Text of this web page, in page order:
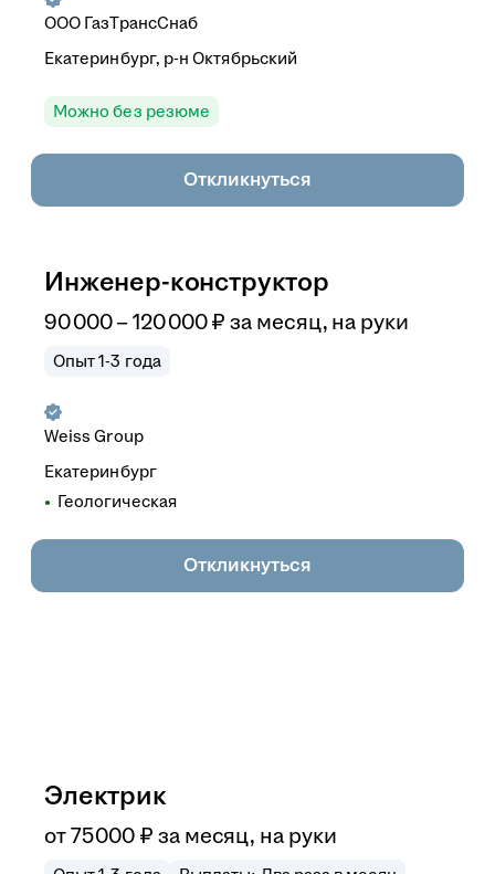
ООО ГазТрансСнаб
Екатеринбург, р-н Октябрьский
Можно без резюме
Откликнуться
Инженер-конструктор
90 000–120 000₽ за месяц, на руки
Опыт 1-3 года
Weiss Group
Екатеринбург
Геологическая
Откликнуться
Электрик
от75 000 ₽ за месяц, на руки